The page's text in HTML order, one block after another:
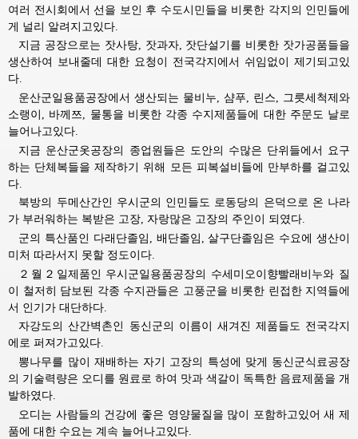
여러 전시회에서 선을 보인 후 수도시민들을 비롯한 각지의 인민들에
게 널리 알려지고있다.
지금 공장으로는 잣사탕, 잣과자, 잣단설기를 비롯한 잣가공품들을
생산하여 보내줄데 대한 요청이 전국각지에서 쉬임없이 제기되고있
다.
운산군일용품공장에서 생산되는 물비누, 샴푸, 린스, 그릇세척제와
소랭이, 바께쯔, 물통을 비롯한 각종 수지제품들에 대한 주문도 날로
늘어나고있다.
지금 운산군옷공장의 종업원들은 도안의 수많은 단위들에서 요구
하는 단체복들을 제작하기 위해 모든 피복설비들에 만부하를 걸고있
다.
북방의 두메산간인 우시군의 인민들도 로동당의 은덕으로 온 나라
가 부러워하는 복받은 고장, 자랑많은 고장의 주인이 되였다.
군의 특산품인 다래단졸임, 배단졸임, 살구단졸임은 수요에 생산이
미처 따라서지 못할 정도이다.
２월２일제품인 우시군일용품공장의 수세미오이향빨래비누와 질
이 철저히 담보된 각종 수지관들은 고풍군을 비롯한 린접한 지역들에
서 인기가 대단하다.
자강도의 산간벽촌인 동신군의 이름이 새겨진 제품들도 전국각지
에로 퍼져가고있다.
뽕나무를 많이 재배하는 자기 고장의 특성에 맞게 동신군식료공장
의 기술력량은 오디를 원료로 하여 맛과 색갈이 독특한 음료제품을 개
발하였다.
오디는 사람들의 건강에 좋은 영양물질을 많이 포함하고있어 새 제
품에 대한 수요는 계속 늘어나고있다.